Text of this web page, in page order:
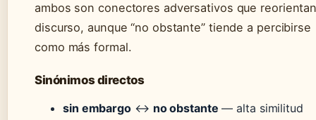
ambos son conectores adversativos que
discurso, aunque “no obstante” tiende a percibirse
como más formal.
Sinónimos directos
sin embargo↔ no obstante — alta similitud